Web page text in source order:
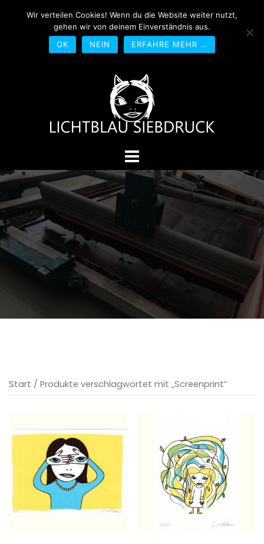
0170-4800361
drucken@lichtblau-
siebdruck.de
Schwedlerstraße 1 - 5 60314
Frankfurt
Start / Produkte verschlagwortet mit „Screenprint“
Wir verteilen Cookies! Wenn du die Website weiter nutzt,
gehen wir von deinem Einverständnis aus.
OK
NEIN ERFAHRE MEHR …